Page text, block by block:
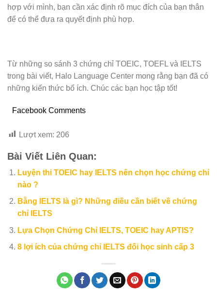
hợp với mình, bạn cần xác định rõ mục đích của bạn thân
để có thể đưa ra quyết định phù hợp.
Từ những so sánh 3 chứng chỉ TOEIC, TOEFL và IELTS
trong bài viết, Halo Language Center mong rằng bạn đã có
những kiến thức bổ ích. Chúc các bạn học tập tốt!
Facebook Comments
Lượt xem: 206
Bài Viết Liên Quan:
Luyện thi TOEIC hay IELTS nên chọn học chứng chỉ
nào ?
Bằng IELTS là gì? Những điều cần biết về chứng
chỉ IELTS
Lựa Chọn Chứng Chỉ IELTS, TOEIC hay APTIS?
8 lợi ích của chứng chỉ IELTS đối học sinh cấp 3